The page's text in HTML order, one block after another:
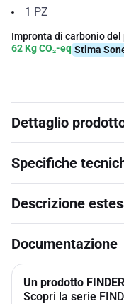
1 PZ
Impronta di carbonio
62 Kg CO₂-eq Stima
Dettaglio
Specifiche
Descrizione
Documentazione
Un prodotto
Scopri la serie